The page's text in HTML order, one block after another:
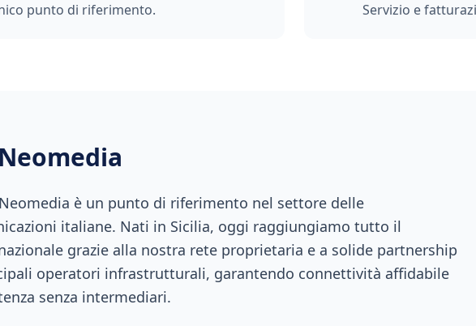
punto di riferimento.
Servizio e
è un punto di riferimento nel settore delle
italiane. Nati in Sicilia, oggi raggiungiamo tutto il
grazie alla nostra rete proprietaria e a solide partnership
operatori infrastrutturali, garantendo connettività affidabile
senza intermediari.